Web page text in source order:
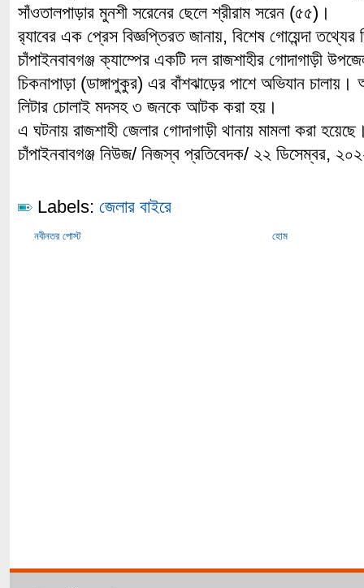
সাঁওতালপাড়ার মুনশী সরেনের ছেলে শ্রীরাম সরেন (৫৫)।
র‌্যাবের এক প্রেস বিজ্ঞপ্তিরত জানায়, বিশেষ গোয়েন্দা
চাঁপাইনবাবগঞ্জ ক্যাম্পের একটি দল রাজশাহীর গোদাগাড়ী
চিকনাপাড়া (ডাঙ্গাপুকুর) এর বাঁশঝাড়ের পাশে অভিযান
লিটার চোলাই মদসহ ৩ জনকে আটক করা হয়।
এ ঘটনায় রাজশাহী জেলার গোদাগাড়ী থানায় মামলা করা
চাঁপাইনবাবগঞ্জ নিউজ/ নিজস্ব প্রতিবেদক/ ২২ ডিসেম্বর,
Labels: জেলার বাইরে
নবীনতর পোস্ট হোম